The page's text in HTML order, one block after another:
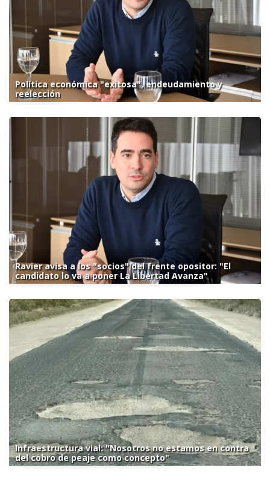
Política económica "exitosa", endeudamiento y
reelección
Ravier avisa a los "socios" del frente opositor: "El
candidato lo va a poner La Libertad Avanza"
Infraestructura vial: "Nosotros no estamos en contra
del cobro de peaje como concepto"